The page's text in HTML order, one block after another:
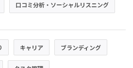
口コミ分析・ソーシャルリスニング
キャリア ブランディング